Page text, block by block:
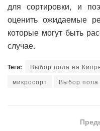
для сортировки, и
оценить ожидаемые
которые могут быть
случае.
Теги: Выбор пола на
микросорт
Выбор пола